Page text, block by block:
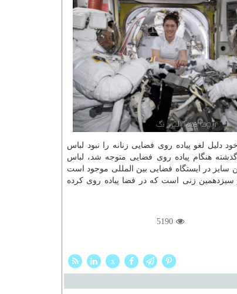
دلیل لغو پیاده روی فضایی زنانه را نبود لباس
هنگام پیاده روی فضایی متوجه شد، لباس
در ایستگاه فضایی بین المللی موجود است
سیزدهمین زنی است كه در فضا پیاده روی كرده
5190
x